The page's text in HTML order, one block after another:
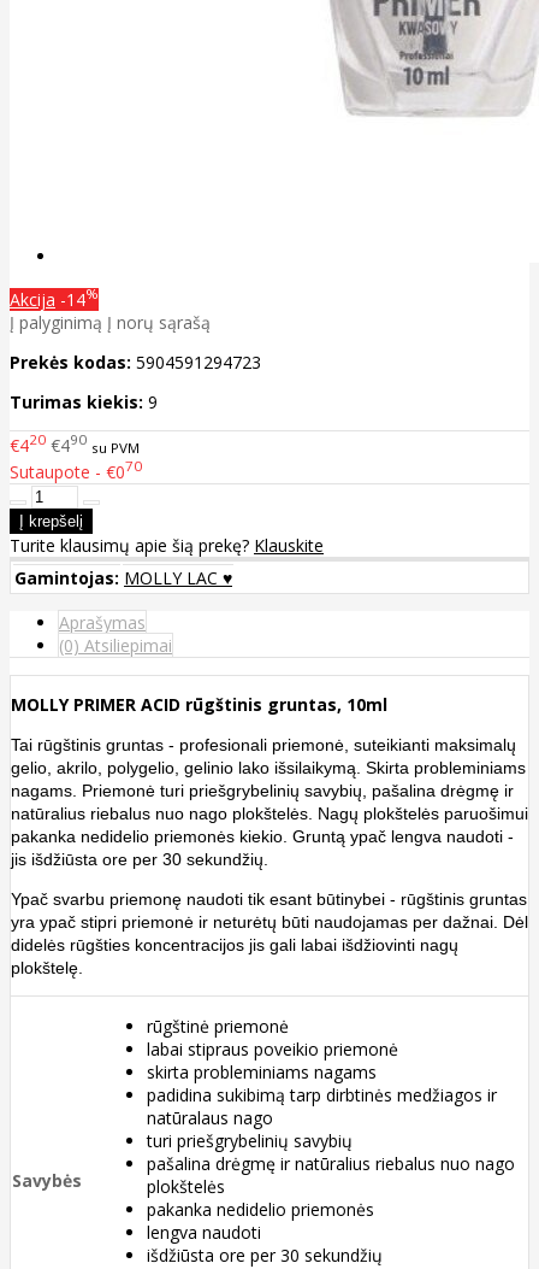
Akcija -14%
Į palyginimą Į norų sąrašą
Prekės kodas: 5904591294723
Turimas kiekis: 9
€420 €490 su PVM
Sutaupote - €070
Turite klausimų apie šią prekę? Klauskite
Gamintojas: MOLLY LAC ♥
Aprašymas
(0) Atsiliepimai
MOLLY PRIMER ACID rūgštinis gruntas, 10ml
Tai rūgštinis gruntas - profesionali priemonė, suteikianti maksimalų
gelio, akrilo, polygelio, gelinio lako išsilaikymą. Skirta probleminiams
nagams. Priemonė turi priešgrybelinių savybių, pašalina drėgmę ir
natūralius riebalus nuo nago plokštelės. Nagų plokštelės paruošimui
pakanka nedidelio priemonės kiekio. Gruntą ypač lengva naudoti -
jis išdžiūsta ore per 30 sekundžių.
Ypač svarbu priemonę naudoti tik esant būtinybei - rūgštinis gruntas
yra ypač stipri priemonė ir neturėtų būti naudojamas per dažnai. Dėl
didelės rūgšties koncentracijos jis gali labai išdžiovinti nagų
plokštelę.
Savybės
rūgštinė priemonė
labai stipraus poveikio priemonė
skirta probleminiams nagams
padidina sukibimą tarp dirbtinės medžiagos ir
natūralaus nago
turi priešgrybelinių savybių
pašalina drėgmę ir natūralius riebalus nuo nago
plokštelės
pakanka nedidelio priemonės
lengva naudoti
išdžiūsta ore per 30 sekundžių